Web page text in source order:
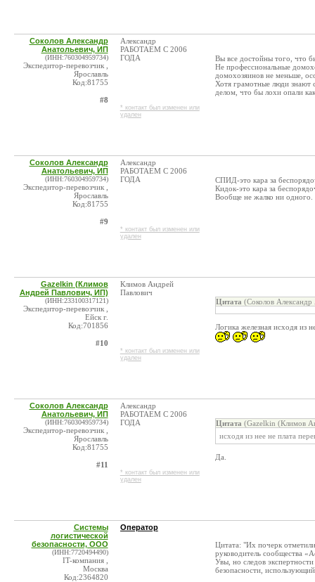
Соколов Александр
Анатольевич, ИП
(ИНН:760304959734)
Экспедитор-перевозчик ,
Ярославль
Код:81755
#8
Александр
РАБОТАЕМ С 2006
ГОДА
* контакт был изменен или
удален
Вы все достойны того, что
Не профессиональные
домохозяинов не меньше,
Хотя грамотные люди знают
делом, что бы лохи опали
Соколов Александр
Анатольевич, ИП
(ИНН:760304959734)
Экспедитор-перевозчик ,
Ярославль
Код:81755
#9
Александр
РАБОТАЕМ С 2006
ГОДА
* контакт был изменен или
удален
СПИД-это кара за
Кидок-это кара за
Вообще не жалко ни одного.
Gazelkin (Климов
Андрей Павлович, ИП)
(ИНН:233100317121)
Экспедитор-перевозчик ,
Ейск г.
Код:701856
#10
Климов Андрей
Павлович
* контакт был изменен или
удален
Цитата (Соколов
Логика железная исходя из
Соколов Александр
Анатольевич, ИП
(ИНН:760304959734)
Экспедитор-перевозчик ,
Ярославль
Код:81755
#11
Александр
РАБОТАЕМ С 2006
ГОДА
* контакт был изменен или
удален
Цитата (Gazelkin (Климов
исходя из нее не плата
Да.
Системы
логистической
безопасности, ООО
(ИНН:7720494490)
IT-компания ,
Москва
Код:2364820
Оператор
Цитата: "Их почерк
‌руководитель сообщества
Увы, но следов
безопасности,